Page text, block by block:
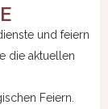
und feiern
die aktuellen
Feiern.